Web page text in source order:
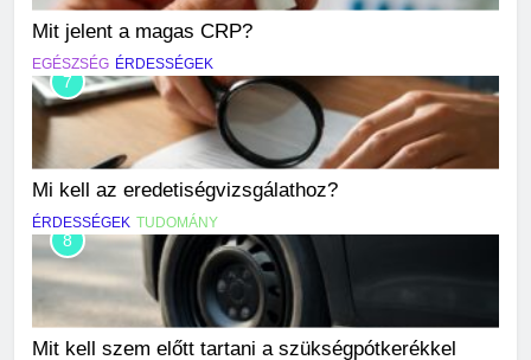
Mit jelent a magas CRP?
EGÉSZSÉG ÉRDESSÉGEK
7
Mi kell az eredetiségvizsgálathoz?
ÉRDESSÉGEK TUDOMÁNY
8
Mit kell szem előtt tartani a szükségpótkerékkel